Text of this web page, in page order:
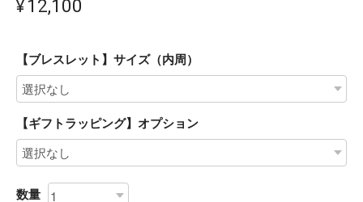
¥12,100
【ブレスレット】サイズ（内周）
【ギフトラッピング】オプション
数量